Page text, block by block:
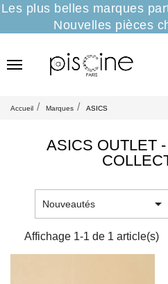
Les plus belles marques
Nouvelles pièces
Accueil Marques ASICS
ASICS OUTLET
Nouveautés 
Affichage 1-1 de 1 article(s)